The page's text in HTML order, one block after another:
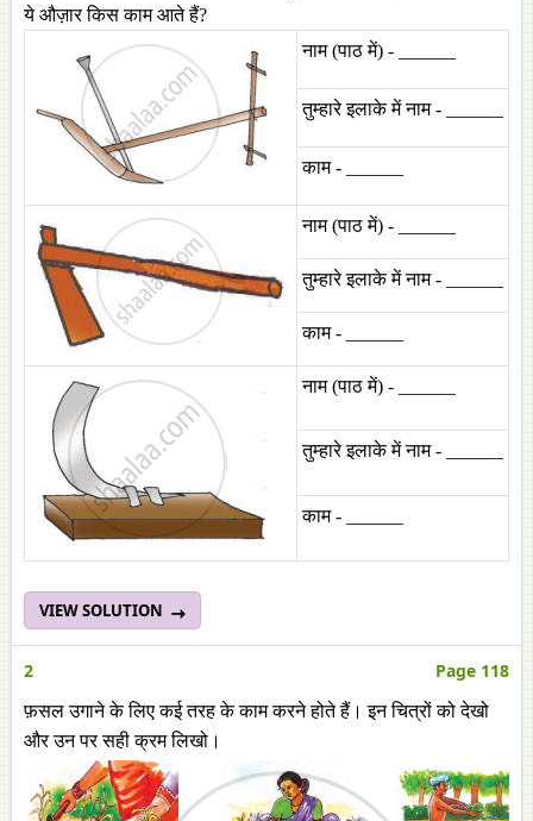
ये औज़ार किस काम आते हैं?
नाम (पाठ में) - ______
तुम्हारे इलाके में नाम - ______
काम - ______
नाम (पाठ में) - ______
तुम्हारे इलाके में नाम - ______
काम - ______
नाम (पाठ में) - ______
तुम्हारे इलाके में नाम - ______
काम - ______
VIEW SOLUTION
2 Page 118
फ़सल उगाने के लिए कई तरह के काम करने होते हैं। इन चित्रों को देखो
और उन पर सही क्रम लिखो।